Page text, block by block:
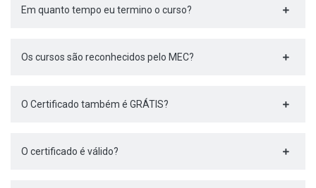
Em quanto tempo eu termino o curso?
Os cursos são reconhecidos pelo MEC?
O Certificado também é GRÁTIS?
O certificado é válido?